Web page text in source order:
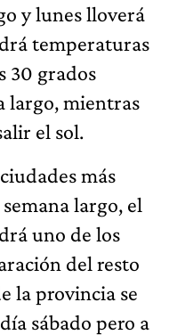
y lunes lloverá
temperaturas
30 grados
largo, mientras
el sol.
más
largo, el
uno de los
del resto
la provincia se
sábado pero a